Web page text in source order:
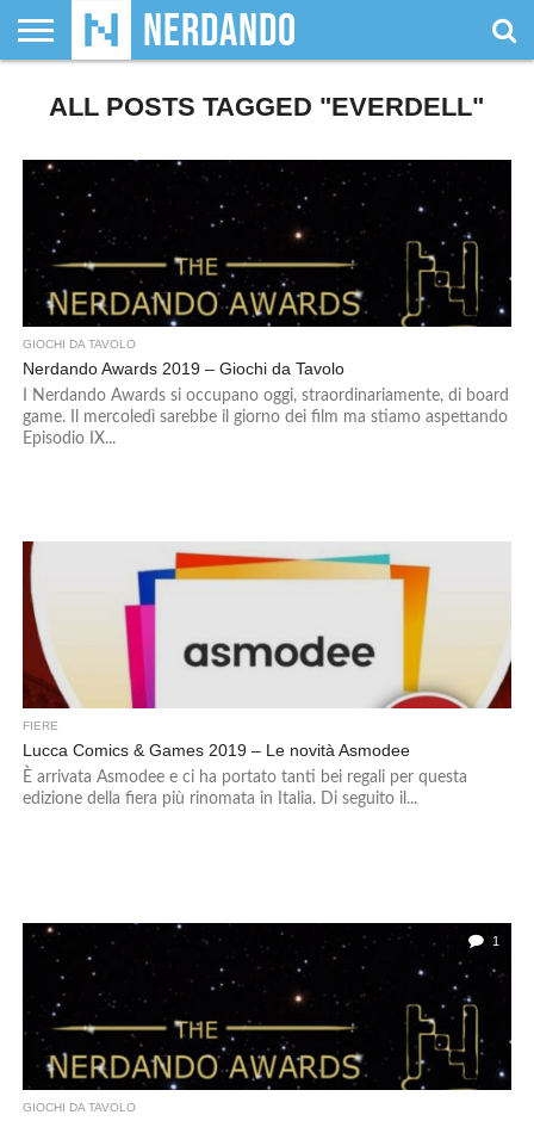
SIAMO
GIOCHI
DA
GIOCHI
DI
VIDEOGAMES
FILM
&
FUMETTI
& LIBRI
MAGIC:
THE
DUNGEONS
&
WRESTLING
NERDANDO
AWARDS
BOLLINI
ALL POSTS TAGGED "EVERDELL"
GIOCHI DA TAVOLO
Nerdando Awards 2019 – Giochi da Tavolo
I Nerdando Awards si occupano oggi, straordinariamente, di board
game. Il mercoledì sarebbe il giorno dei film ma stiamo aspettando
Episodio IX...
FIERE
Lucca Comics & Games 2019 – Le novità Asmodee
È arrivata Asmodee e ci ha portato tanti bei regali per questa
edizione della fiera più rinomata in Italia. Di seguito il...
1
GIOCHI DA TAVOLO